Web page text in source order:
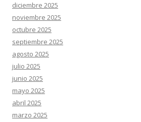
diciembre 2025
noviembre 2025
octubre 2025
septiembre 2025
agosto 2025
julio 2025
junio 2025
mayo 2025
abril 2025
marzo 2025